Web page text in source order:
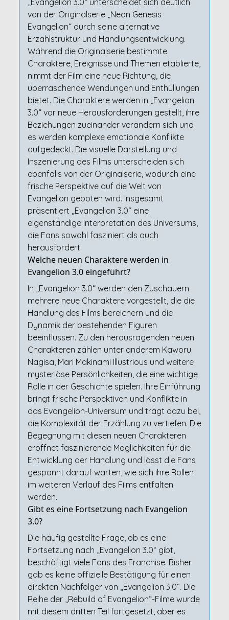
„Evangelion 3.0“ unterscheidet sich deutlich
von der Originalserie „Neon Genesis
Evangelion“ durch seine alternative
Erzählstruktur und Handlungsentwicklung.
Während die Originalserie bestimmte
Charaktere, Ereignisse und Themen etablierte,
nimmt der Film eine neue Richtung, die
überraschende Wendungen und Enthüllungen
bietet. Die Charaktere werden in „Evangelion
3.0“ vor neue Herausforderungen gestellt, ihre
Beziehungen zueinander verändern sich und
es werden komplexe emotionale Konflikte
aufgedeckt. Die visuelle Darstellung und
Inszenierung des Films unterscheiden sich
ebenfalls von der Originalserie, wodurch eine
frische Perspektive auf die Welt von
Evangelion geboten wird. Insgesamt
präsentiert „Evangelion 3.0“ eine
eigenständige Interpretation des Universums,
die Fans sowohl fasziniert als auch
herausfordert.
Welche neuen Charaktere werden in
Evangelion 3.0 eingeführt?
In „Evangelion 3.0“ werden den Zuschauern
mehrere neue Charaktere vorgestellt, die die
Handlung des Films bereichern und die
Dynamik der bestehenden Figuren
beeinflussen. Zu den herausragenden neuen
Charakteren zählen unter anderem Kaworu
Nagisa, Mari Makinami Illustrious und weitere
mysteriöse Persönlichkeiten, die eine wichtige
Rolle in der Geschichte spielen. Ihre Einführung
bringt frische Perspektiven und Konflikte in
das Evangelion-Universum und trägt dazu bei,
die Komplexität der Erzählung zu vertiefen. Die
Begegnung mit diesen neuen Charakteren
eröffnet faszinierende Möglichkeiten für die
Entwicklung der Handlung und lässt die Fans
gespannt darauf warten, wie sich ihre Rollen
im weiteren Verlauf des Films entfalten
werden.
Gibt es eine Fortsetzung nach Evangelion
3.0?
Die häufig gestellte Frage, ob es eine
Fortsetzung nach „Evangelion 3.0“ gibt,
beschäftigt viele Fans des Franchise. Bisher
gab es keine offizielle Bestätigung für einen
direkten Nachfolger von „Evangelion 3.0“. Die
Reihe der „Rebuild of Evangelion“-Filme wurde
mit diesem dritten Teil fortgesetzt, aber es